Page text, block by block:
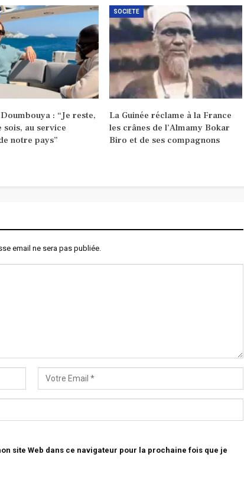
: “Je reste,
sois, au service
notre pays”
SOCIETE
La Guinée réclame à la France
les crânes de l’Almamy Bokar
Biro et de ses compagnons
email ne sera pas publiée.
site Web dans ce navigateur pour la prochaine fois que je